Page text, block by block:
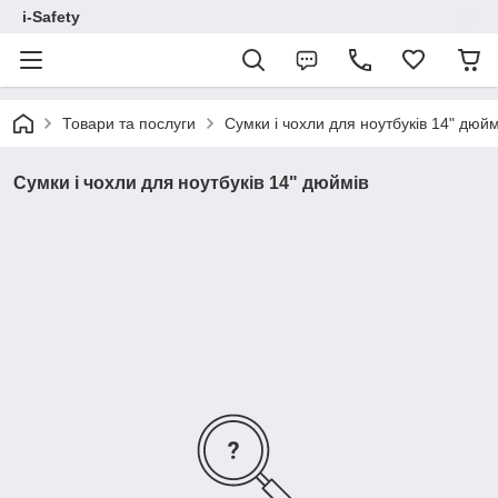
i-Safety
Товари та послуги Сумки і чохли для ноутбуків 14"
Сумки і чохли для ноутбуків 14" дюймів